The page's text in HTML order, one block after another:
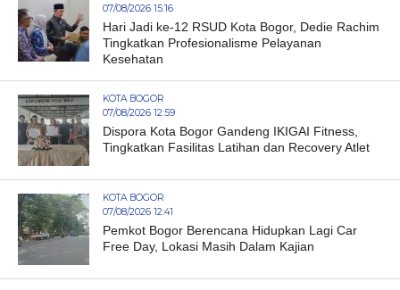
07/08/2026 15:16
Hari Jadi ke-12 RSUD Kota Bogor, Dedie Rachim
Tingkatkan Profesionalisme Pelayanan
Kesehatan
KOTA BOGOR
07/08/2026 12:59
Dispora Kota Bogor Gandeng IKIGAI Fitness,
Tingkatkan Fasilitas Latihan dan Recovery Atlet
KOTA BOGOR
07/08/2026 12:41
Pemkot Bogor Berencana Hidupkan Lagi Car
Free Day, Lokasi Masih Dalam Kajian